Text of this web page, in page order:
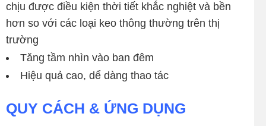
chịu được điều kiện thời tiết khắc nghiệt và bền
hơn so với các loại keo thông thường trên thị
trường
Tăng tầm nhìn vào ban đêm
Hiệu quả cao, dể dàng thao tác
QUY CÁCH & ỨNG DỤNG